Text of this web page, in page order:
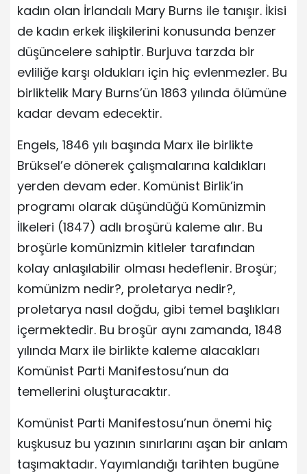
kadın olan İrlandalı Mary Burns ile tanışır. İkisi
de kadın erkek ilişkilerini konusunda benzer
düşüncelere sahiptir. Burjuva tarzda bir
evliliğe karşı oldukları için hiç evlenmezler. Bu
birliktelik Mary Burns’ün 1863 yılında ölümüne
kadar devam edecektir.
Engels, 1846 yılı başında Marx ile birlikte
Brüksel’e dönerek çalışmalarına kaldıkları
yerden devam eder. Komünist Birlik’in
programı olarak düşündüğü Komünizmin
İlkeleri (1847) adlı broşürü kaleme alır. Bu
broşürle komünizmin kitleler tarafından
kolay anlaşılabilir olması hedeflenir. Broşür;
komünizm nedir?, proletarya nedir?,
proletarya nasıl doğdu, gibi temel başlıkları
içermektedir. Bu broşür aynı zamanda, 1848
yılında Marx ile birlikte kaleme alacakları
Komünist Parti Manifestosu’nun da
temellerini oluşturacaktır.
Komünist Parti Manifestosu’nun önemi hiç
kuşkusuz bu yazının sınırlarını aşan bir anlam
taşımaktadır. Yayımlandığı tarihten bugüne